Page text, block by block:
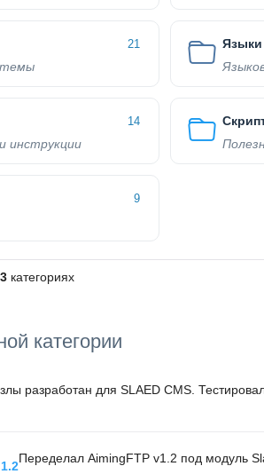
21 Языки
14
инструкции
9
категориях
категории
разработан для SLAED CMS.
Переделал AimingFTP v1.2 под модуль